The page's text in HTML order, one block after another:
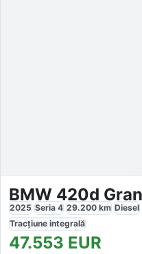
BMW 420d
2025 Seria 4 29.200 km Diesel
Tracțiune integrală
47.553 EUR